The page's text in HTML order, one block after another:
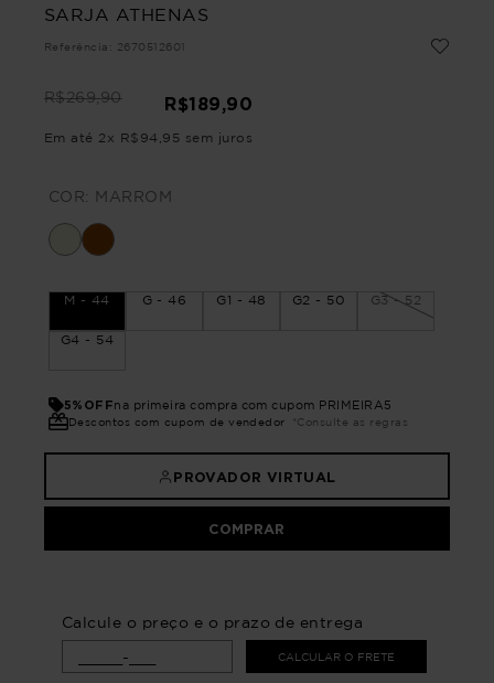
SARJA ATHENAS
Referência : 2670512601
R$269,90 R$189,90
Em até 2 x R$ 94 95 sem juros
COR: MARROM
M - 44 G - 46 G1 - 48 G2 - 50 G3 - 52
G4 - 54
5%OFFna primeira compra com cupom PRIMEIRA5
Descontos com cupom de vendedor *Consulte as regras
PROVADOR VIRTUAL
COMPRAR
Calcule o preço e o prazo de entrega
CALCULAR O FRETE